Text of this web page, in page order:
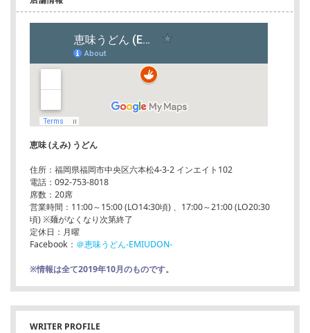
恵味 (えみ) うどん
住所：福岡県福岡市中央区六本松4-3-2 インエイト102
電話：092-753-8018
席数：20席
営業時間：11:00～15:00 (LO14:30頃) 、17:00～21:00 (LO20:30
頃) ※麺がなくなり次第終了
定休日：月曜
Facebook： ＠恵味うどん-EMIUDON-
※情報は全て2019年10月のものです。
WRITER PROFILE